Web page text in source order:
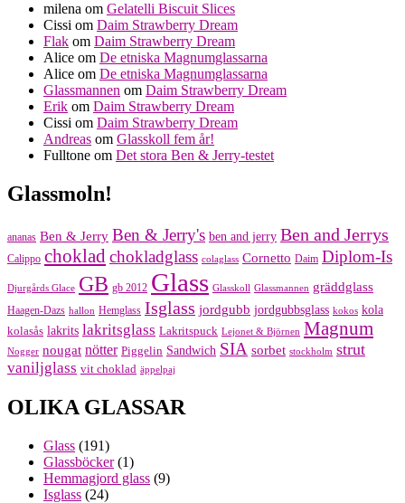
milena om Gelatelli Biscuit Slices
Cissi om Daim Strawberry Dream
Flak om Daim Strawberry Dream
Alice om De etniska Magnumglassarna
Alice om De etniska Magnumglassarna
Glassmannen om Daim Strawberry Dream
Erik om Daim Strawberry Dream
Cissi om Daim Strawberry Dream
Andreas om Glasskoll fem år!
Fulltone om Det stora Ben & Jerry-testet
Glassmoln!
ananas Ben & Jerry Ben & Jerry's ben and jerry Ben and Jerrys
Calippo choklad chokladglass colaglass Cornetto Daim Diplom-Is
Djurgårds Glace GB gb 2012 Glass Glasskoll Glassmannen gräddglass
Haagen-Dazs hallon Hemglass Isglass jordgubb jordgubbsglass kokos kola
kolasås lakrits lakritsglass Lakritspuck Lejonet & Björnen Magnum
Nogger nougat nötter Piggelin Sandwich SIA sorbet stockholm strut
vaniljglass vit choklad äppelpaj
OLIKA GLASSAR
Glass (191)
Glassböcker(1)
Hemmagjord glass (9)
Isglass (24)